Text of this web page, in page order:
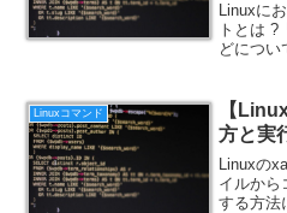
Linuxに
トとは ?
どについ
Linuxコマンド
【
方と実
Linuxの
イルから
する方法